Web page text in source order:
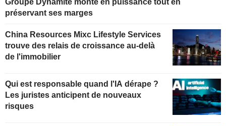
Groupe Dynamite monte en puissance tout en
préservant ses marges
China Resources Mixc Lifestyle Services
trouve des relais de croissance au-delà
de l'immobilier
Qui est responsable quand l'IA dérape ?
Les juristes anticipent de nouveaux
risques